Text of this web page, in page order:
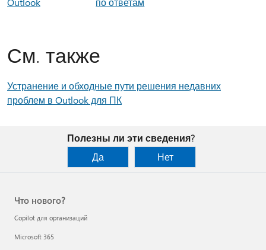
См. также
Устранение и обходные пути решения недавних
проблем в Outlook для ПК
Полезны ли эти сведения?
Да
Нет
Что нового?
Copilot для организаций
Microsoft 365